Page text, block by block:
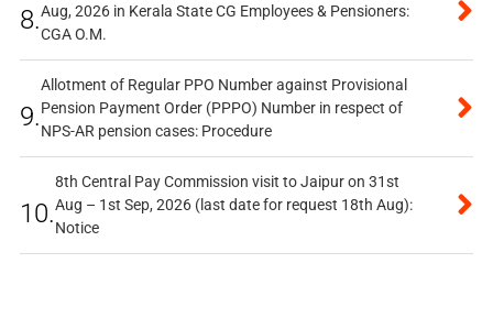
8.Aug, 2026 in Kerala State CG Employees & Pensioners:
CGA O.M.
9.
Allotment of Regular PPO Number against Provisional
Pension Payment Order (PPPO) Number in respect of
NPS-AR pension cases: Procedure
10.
8th Central Pay Commission visit to Jaipur on 31st
Aug – 1st Sep, 2026 (last date for request 18th Aug):
Notice